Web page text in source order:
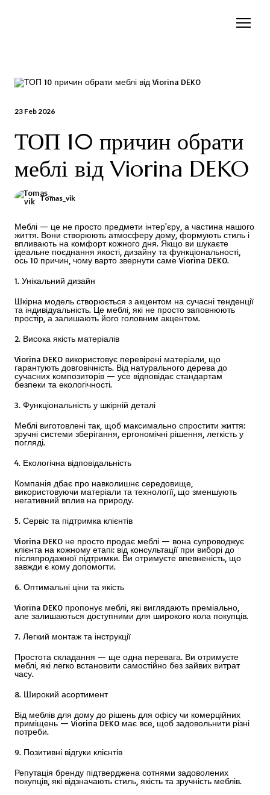
23 Feb 2026
ТОП 10 причин обрати
меблі від Viorina DEKO
Tomas_vik
Меблі — це не просто предмети інтер'єру, а частина нашого
життя. Вони створюють атмосферу дому, формують стиль і
впливають на комфорт кожного дня. Якщо ви шукаєте
ідеальне поєднання якості, дизайну та функціональності,
ось 10 причин, чому варто звернути саме Viorina DEKO.
1. Унікальний дизайн
Шкірна модель створюється з акцентом на сучасні тенденції
та індивідуальність. Це меблі, які не просто заповнюють
простір, а залишають його головним акцентом.
2. Висока якість матеріалів
Viorina DEKO використовує перевірені матеріали, що
гарантують довговічність. Від натурального дерева до
сучасних композиторів — усе відповідає стандартам
безпеки та екологічності.
3. Функціональність у шкірній деталі
Меблі виготовлені так, щоб максимально спростити життя:
зручні системи зберігання, ергономічні рішення, легкість у
погляді.
4. Екологічна відповідальність
Компанія дбає про навколишнє середовище,
використовуючи матеріали та технології, що зменшують
негативний вплив на природу.
5. Сервіс та підтримка клієнтів
Viorina DEKO не просто продає меблі — вона супроводжує
клієнта на кожному етапі: від консультації при виборі до
післяпродажної підтримки. Ви отримуєте впевненість, що
завжди є кому допомогти.
6. Оптимальні ціни та якість
Viorina DEKO пропонує меблі, які виглядають преміально,
але залишаються доступними для широкого кола покупців.
7. Легкий монтаж та інструкції
Простота складання — ще одна перевага. Ви отримуєте
меблі, які легко встановити самостійно без зайвих витрат
часу.
8. Широкий асортимент
Від меблів для дому до рішень для офісу чи комерційних
приміщень — Viorina DEKO має все, щоб задовольнити різні
потреби.
9. Позитивні відгуки клієнтів
Репутація бренду підтверджена сотнями задоволених
покупців, які відзначають стиль, якість та зручність меблів.